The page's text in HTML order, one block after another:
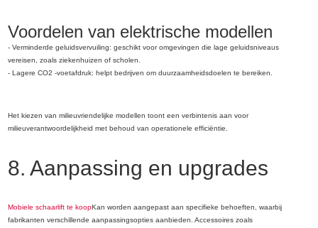
Voordelen van elektrische modellen
- Verminderde geluidsvervuiling: geschikt voor omgevingen die lage geluidsniveaus
vereisen, zoals ziekenhuizen of scholen.
- Lagere CO2 -voetafdruk: helpt bedrijven om duurzaamheidsdoelen te bereiken.
Het kiezen van milieuvriendelijke modellen toont een verbintenis aan voor
milieuverantwoordelijkheid met behoud van operationele efficiëntie.
8. Aanpassing en upgrades
Mobiele schaarlift te koopKan worden aangepast aan specifieke behoeften, waarbij
fabrikanten verschillende aanpassingsopties aanbieden. Accessoires zoals